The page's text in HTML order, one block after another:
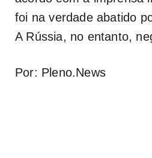
foi na verdade abatido
A Rússia, no entanto,
Por: Pleno.News